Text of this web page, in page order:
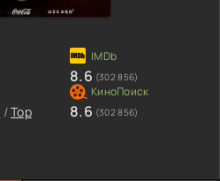
/Top
8.6 (302 856)
8.6 (302 856)